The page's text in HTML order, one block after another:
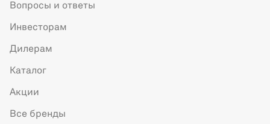
Вопросы и ответы
Инвесторам
Дилерам
Каталог
Акции
Все бренды